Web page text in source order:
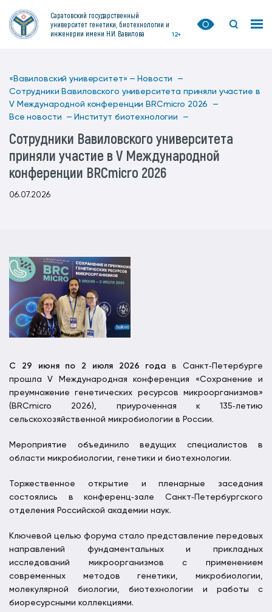
Саратовский государственный
университет генетики, биотехнологии и
инженерии имени Н.И. Вавилова
12+
«Вавиловский университет» — Новости —
Сотрудники Вавиловского университета приняли участие в
V Международной конференции BRCmicro 2026 —
Все новости — Институт биотехнологии —
Сотрудники Вавиловского университета
приняли участие в V Международной
конференции BRCmicro 2026
06.07.2026
С 29 июня по 2 июля 2026 года в Санкт‑Петербурге
прошла V Международная конференция «Сохранение и
преумножение генетических ресурсов микроорганизмов»
(BRCmicro 2026), приуроченная к 135‑летию
сельскохозяйственной микробиологии в России.
Мероприятие объединило ведущих специалистов в
области микробиологии, генетики и биотехнологии.
Торжественное открытие и пленарные заседания
состоялись в конференц‑зале Санкт‑Петербургского
отделения Российской академии наук.
Ключевой целью форума стало представление передовых
направлений фундаментальных и прикладных
исследований микроорганизмов с применением
современных методов генетики, микробиологии,
молекулярной биологии, биотехнологии и работы с
биоресурсными коллекциями.